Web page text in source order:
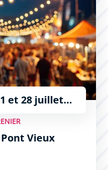
et 28 juillet,
de 18h à
Vieux